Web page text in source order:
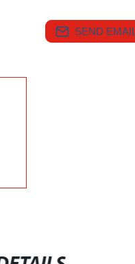
SEND